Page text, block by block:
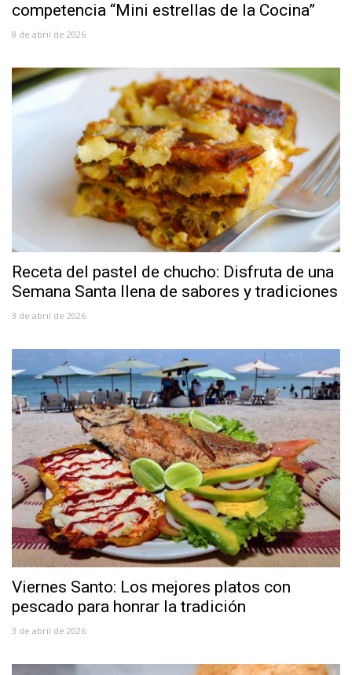
competencia “Mini estrellas de la Cocina”
8 de abril de 2026
Receta del pastel de chucho: Disfruta de una
Semana Santa llena de sabores y tradiciones
3 de abril de 2026
Viernes Santo: Los mejores platos con
pescado para honrar la tradición
3 de abril de 2026